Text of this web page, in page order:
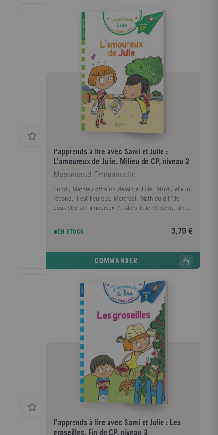
J'apprends à lire avec Sami et Julie :
L'amoureux de Julie. Milieu de CP, niveau 2
Massonaud Emmanuelle
Lundi, Mathieu offre un dessin à Julie. Mardi, elle lui
répond, il est heureux. Mercredi, Mathieu dit "Je
peux être ton amoureux ?". Alors Julie réfléchit. Un
enfants au milieu du CP et travaille le son (eu).
EN STOCK
3,79 €
COMMANDER
J'apprends à lire avec Sami et Julie : Les
groseilles. Fin de CP, niveau 3